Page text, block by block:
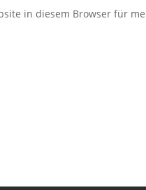
in diesem Browser für